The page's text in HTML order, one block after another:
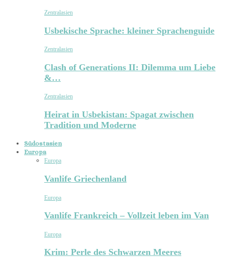
Zentralasien
Usbekische Sprache: kleiner Sprachenguide
Zentralasien
Clash of Generations II: Dilemma um Liebe
&…
Zentralasien
Heirat in Usbekistan: Spagat zwischen
Tradition und Moderne
Südostasien
Europa
Europa
Vanlife Griechenland
Europa
Vanlife Frankreich – Vollzeit leben im Van
Europa
Krim: Perle des Schwarzen Meeres